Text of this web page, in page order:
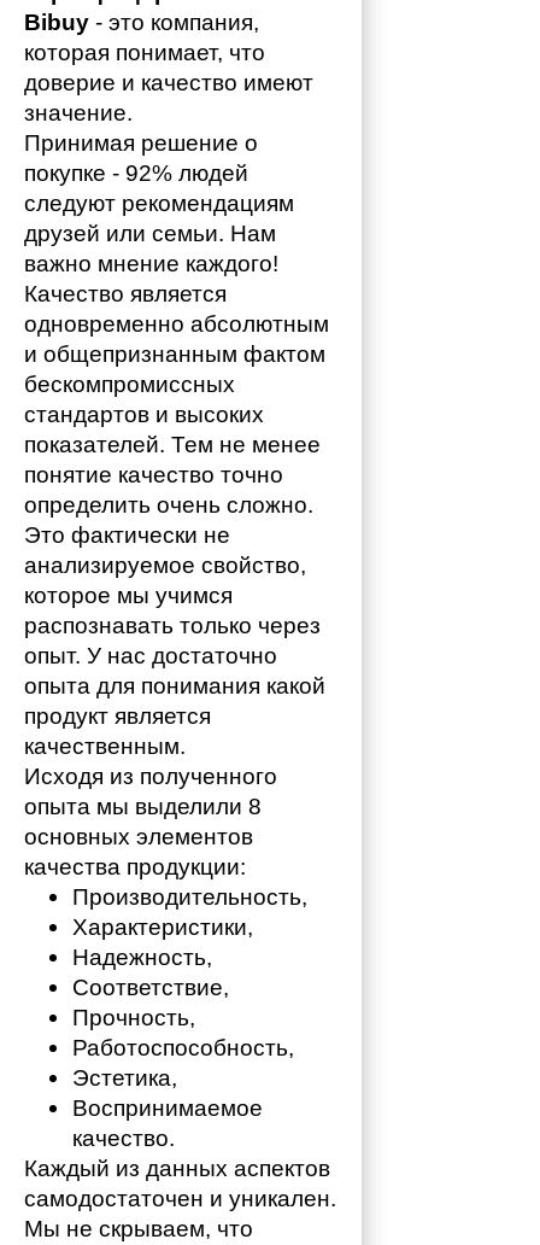
Bibuy - это компания,
которая понимает, что
доверие и качество имеют
значение.
Принимая решение о
покупке - 92% людей
следуют рекомендациям
друзей или семьи. Нам
важно мнение каждого!
Качество является
одновременно абсолютным
и общепризнанным фактом
бескомпромиссных
стандартов и высоких
показателей. Тем не менее
понятие качество точно
определить очень сложно.
Это фактически не
анализируемое свойство,
которое мы учимся
распознавать только через
опыт. У нас достаточно
опыта для понимания какой
продукт является
качественным.
Исходя из полученного
опыта мы выделили 8
основных элементов
качества продукции:
Производительность,
Характеристики,
Надежность,
Соответствие,
Прочность,
Работоспособность,
Эстетика,
Воспринимаемое
качество.
Каждый из данных аспектов
самодостаточен и уникален.
Мы не скрываем, что